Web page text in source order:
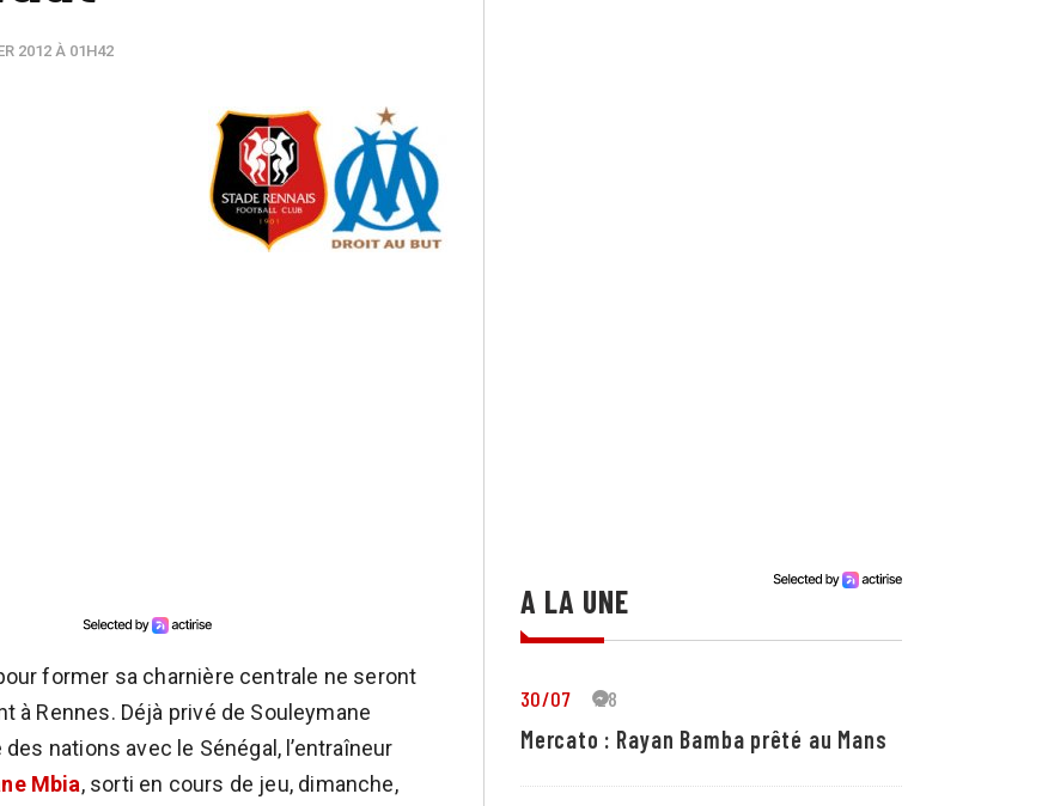
2012 À 01H42
former sa charnière centrale ne seront
à Rennes. Déjà privé de Souleymane
nations avec le Sénégal, l’entraîneur
Mbia, sorti en cours de jeu, dimanche,
A LA UNE
30/07 28
Mercato : Rayan Bamba prêté au Mans